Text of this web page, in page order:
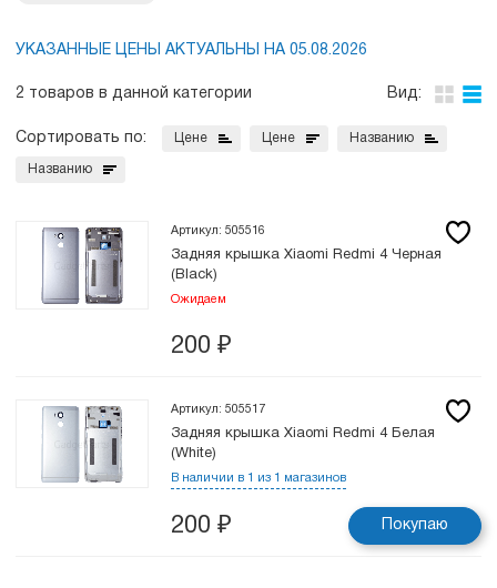
УКАЗАННЫЕ ЦЕНЫ АКТУАЛЬНЫ НА 05.08.2026
2 товаров в данной категории Вид:
Сортировать по: Цене Цене Названию
Названию
Артикул: 505516
Задняя крышка Xiaomi Redmi 4 Черная
(Black)
Ожидаем
200 ₽
Артикул: 505517
Задняя крышка Xiaomi Redmi 4 Белая
(White)
В наличии в 1 из 1 магазинов
200 ₽ Покупаю